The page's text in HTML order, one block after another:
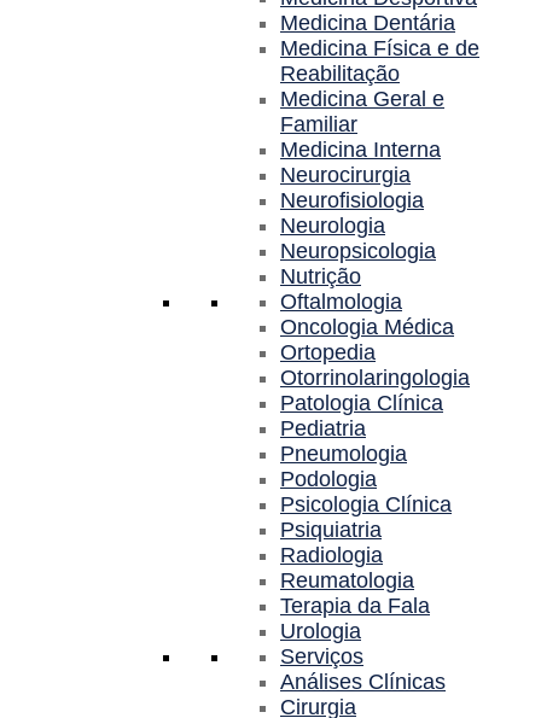
Medicina Dentária
Medicina Física e de
Reabilitação
Medicina Geral e
Familiar
Medicina Interna
Neurocirurgia
Neurofisiologia
Neurologia
Neuropsicologia
Nutrição
Oftalmologia
Oncologia Médica
Ortopedia
Otorrinolaringologia
Patologia Clínica
Pediatria
Pneumologia
Podologia
Psicologia Clínica
Psiquiatria
Radiologia
Reumatologia
Terapia da Fala
Urologia
Serviços
Análises Clínicas
Cirurgia